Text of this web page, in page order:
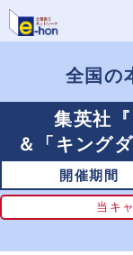
全国の
集英社
＆「キング
開催期間
当キ